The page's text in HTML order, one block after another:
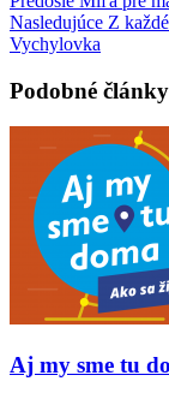
Nasledujúce Z
Vychylovka
Podobné články
Aj my sme tu